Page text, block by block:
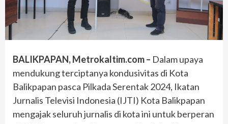
BALIKPAPAN, Metrokaltim.com – Dalam upaya
mendukung terciptanya kondusivitas di Kota
Balikpapan pasca Pilkada Serentak 2024, Ikatan
Jurnalis Televisi Indonesia (IJTI) Kota Balikpapan
mengajak seluruh jurnalis di kota ini untuk berperan